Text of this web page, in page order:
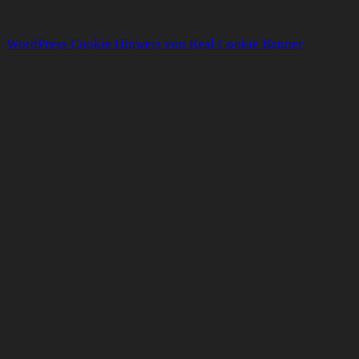
WordPress Cookie Hinweis von Real Cookie Banner